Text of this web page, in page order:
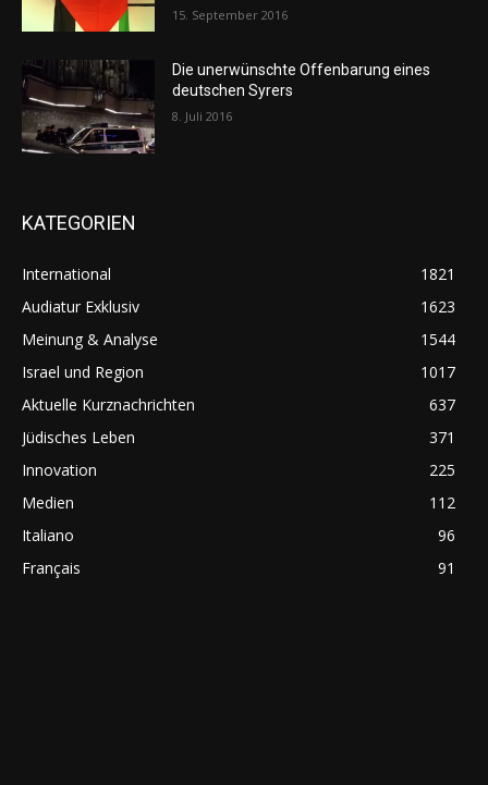
15. September 2016
Die unerwünschte Offenbarung eines
deutschen Syrers
8. Juli 2016
KATEGORIEN
International
1821
Audiatur Exklusiv
1623
Meinung & Analyse
1544
Israel und Region
1017
Aktuelle Kurznachrichten
637
Jüdisches Leben
371
Innovation
225
Medien
112
Italiano
96
Français
91